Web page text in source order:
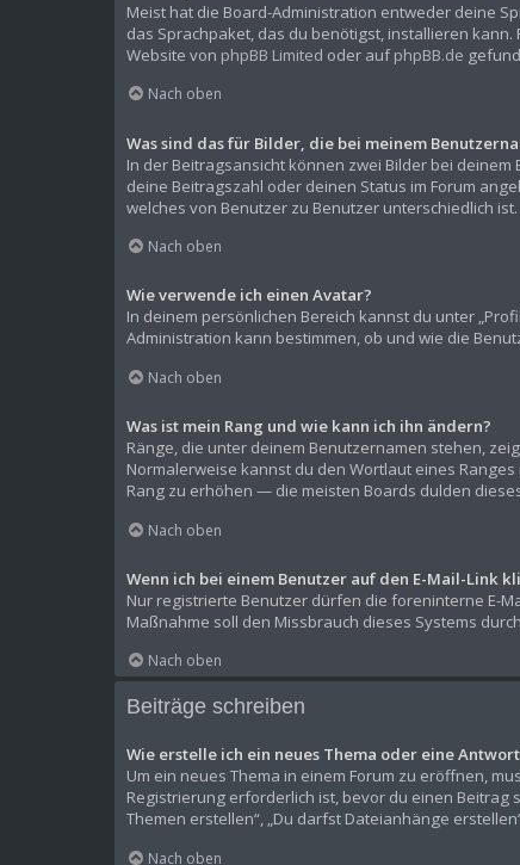
Meist hat die Board-Administration entweder deine
das Sprachpaket, das du benötigst, installieren
Website von phpBB Limited oder aufphpBB.de
Nach oben
Was sind das für Bilder, die bei meinem
In der Beitragsansicht können zwei Bilder bei
deine Beitragszahl oder deinen Status im Forum
welches von Benutzer zu Benutzer unterschiedlich ist.
Nach oben
Wie verwende ich einen Avatar?
In deinem persönlichen Bereich kannst du unter
Administration kann bestimmen, ob und wie die
Nach oben
Was ist mein Rang und wie kann ich ihn ändern?
Ränge, die unter deinem Benutzernamen stehen,
Normalerweise kannst du den Wortlaut eines
Rang zu erhöhen — die meisten Boards dulden
Nach oben
Wenn ich bei einem Benutzer auf den E-Mail-Link
Nur registrierte Benutzer dürfen die foreninterne E-
Maßnahme soll den Missbrauch dieses Systems
Nach oben
Beiträge schreiben
Wie erstelle ich ein neues Thema oder eine
Um ein neues Thema in einem Forum zu eröffnen,
Registrierung erforderlich ist, bevor du einen Beitrag
Themen erstellen“, „Du darfst Dateianhänge
Nach oben